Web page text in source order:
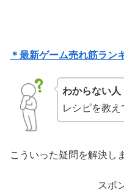
＊最新ゲーム売れ筋ラン
わからない人
レシピを教え
こういった疑問を解決し
スポ